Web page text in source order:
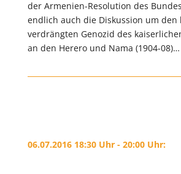
der Armenien-Resolution des
endlich auch die Diskussion um den
verdrängten Genozid des
an den Herero und Nama (1904-08)…
06.07.2016 18:30 Uhr - 20:00 Uhr: